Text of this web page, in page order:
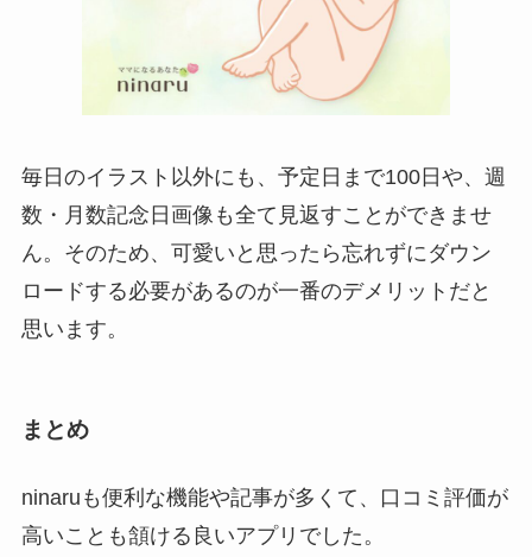
毎日のイラスト以外にも、予定日まで100日や、週
数・月数記念日画像も全て見返すことができませ
ん。そのため、可愛いと思ったら忘れずにダウン
ロードする必要があるのが一番のデメリットだと
思います。
まとめ
ninaruも便利な機能や記事が多くて、口コミ評価が
高いことも頷ける良いアプリでした。